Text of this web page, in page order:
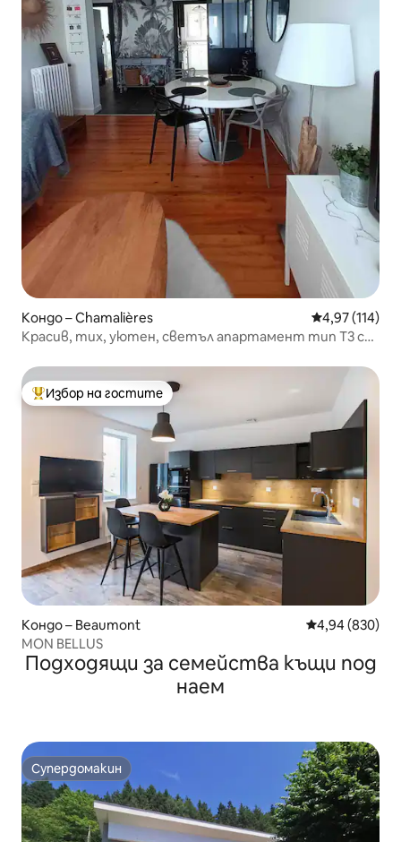
Кондо – Chamalières Средна
4,97 (114)
Красив, тих, уютен, светъл апартамент тип T3 с
Най-популярен избор на гостите
Избор на гостите
Кондо – Beaumont Средна
4,94 (830)
MON BELLUS
Подходящи за семейства къщи под
наем
Супердомакин
Супердомакин